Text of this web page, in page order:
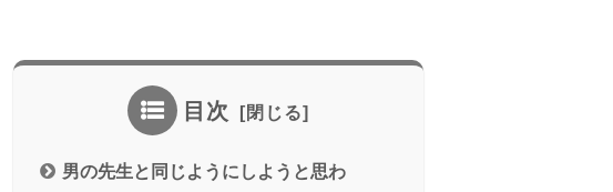
目次
男の先生と同じようにしようと思わ